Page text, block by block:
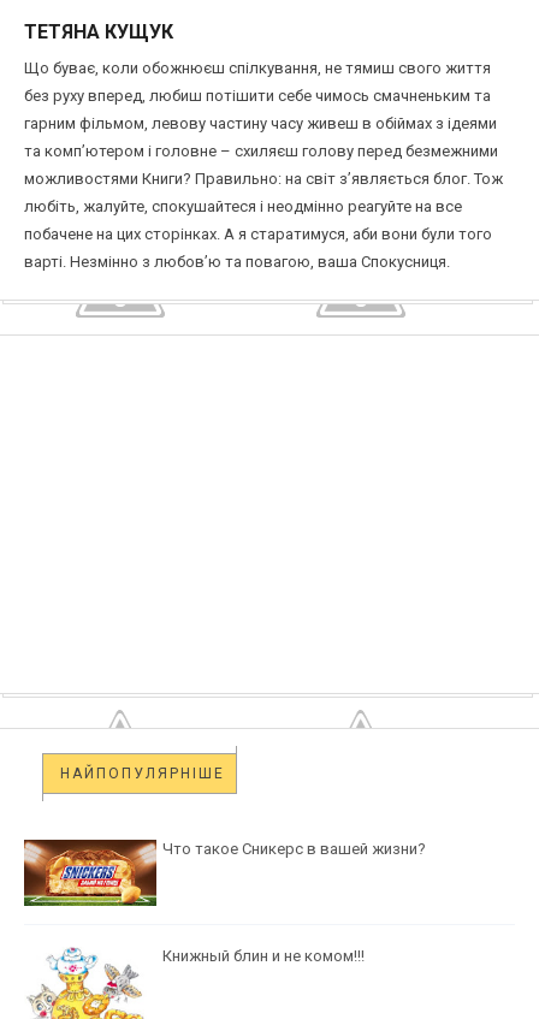
ТЕТЯНА КУЩУК
Що буває, коли обожнюєш спілкування, не тямиш свого життя
без руху вперед, любиш потішити себе чимось смачненьким та
гарним фільмом, левову частину часу живеш в обіймах з ідеями
та комп’ютером і головне – схиляєш голову перед безмежними
можливостями Книги? Правильно: на світ з’являється блог. Тож
любіть, жалуйте, спокушайтеся і неодмінно реагуйте на все
побачене на цих сторінках. А я старатимуся, аби вони були того
варті. Незмінно з любов’ю та повагою, ваша Спокусниця.
НАЙПОПУЛЯРНІШЕ
Что такое Сникерс в вашей жизни?
Книжный блин и не комом!!!